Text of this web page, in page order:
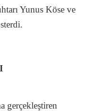
Yunus Köse ve
gerçekleştiren